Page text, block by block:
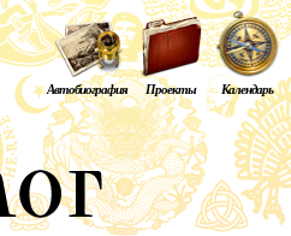
Автобиография Проекты Календарь